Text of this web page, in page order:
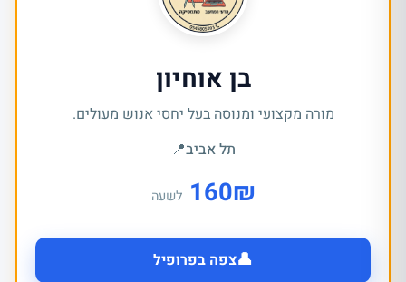
בן אוחיון
מורה מקצועי ומנוסה בעל יחסי אנוש מעולים.
תל אביב📍
₪
160 לשעה
👤צפה בפרופיל